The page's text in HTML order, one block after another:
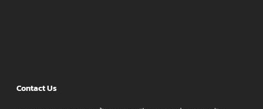
Contact Us